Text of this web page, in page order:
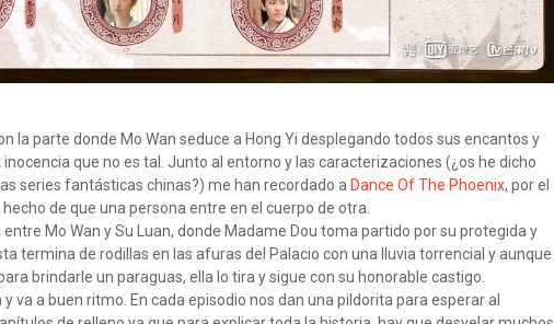
la parte donde Mo Wan seduce a Hong Yi desplegando todos sus encantos y
que no es tal. Junto al entorno y las caracterizaciones (¿os he dicho
series fantásticas chinas?) me han recordado a Dance Of The Phoenix, por el
de que una persona entre en el cuerpo de otra.
entre Mo Wan y Su Luan, donde Madame Dou toma partido por su protegida y
termina de rodillas en las afuras del Palacio con una lluvia torrencial y aunque
brindarle un paraguas, ella lo tira y sigue con su honorable castigo.
y va a buen ritmo. En cada episodio nos dan una pildorita para esperar al